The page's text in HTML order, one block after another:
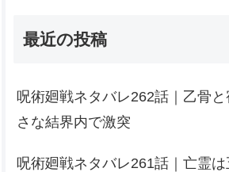
最近の投稿
呪術廻戦ネタバレ262話｜乙骨
さな結界内で激突
呪術廻戦ネタバレ261話｜亡霊